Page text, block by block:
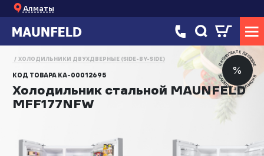
Алматы
%
В КОМПЛЕКТЕ ДЕШЕВЛЕ
В КОМПЛЕКТЕ ДЕШЕВЛЕ
ХОЛОДИЛЬНИКИ ДВУХДВЕРНЫЕ (SIDE-BY-SIDE)
КОД ТОВАРА КА-00012695
Холодильник стальной MAUNFELD
MFF177NFW